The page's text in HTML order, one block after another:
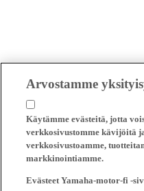
Arvostamme
Käytämme evästeitä, jotta
verkkosivustomme kävijöitä
verkkosivustoamme,
markkinointiamme.
Evästeet Yamaha-motor-fi -